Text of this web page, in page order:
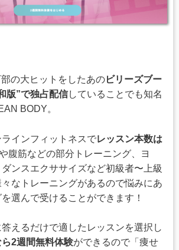
の大ヒットをしたあのビリーズブー
版”で独占配信していることでも知名
BODY。
インフィットネスでレッスン本数は
腹筋などの部分トレーニング、ヨ
ンスエクササイズなど初級者〜上級
なトレーニングがあるので悩みにあ
選んで受けることができます！
えるだけで適したレッスンを選択し
2週間無料体験ができるので「痩せ